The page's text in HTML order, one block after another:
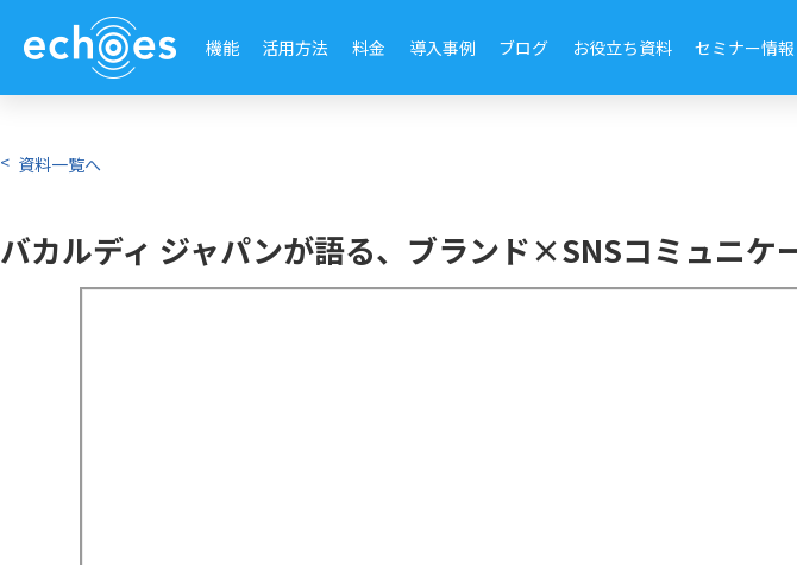
機能 活用方法 料金 導入事例 ブログ お役立ち資料 セミナー情報
資料一覧へ
バカルディ ジャパンが語る、ブランド×SNSコミュニ